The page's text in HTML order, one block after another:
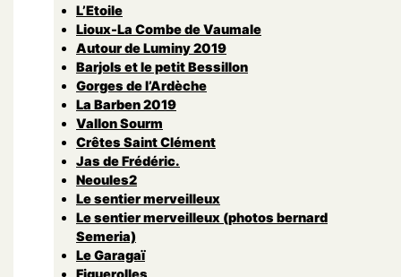
L’Etoile
Lioux-La Combe de Vaumale
Autour de Luminy 2019
Barjols et le petit Bessillon
Gorges de l’Ardèche
La Barben 2019
Vallon Sourm
Crêtes Saint Clément
Jas de Frédéric.
Neoules2
Le sentier merveilleux
Le sentier merveilleux (photos bernard
Semeria)
Le Garagaï
Figuerolles